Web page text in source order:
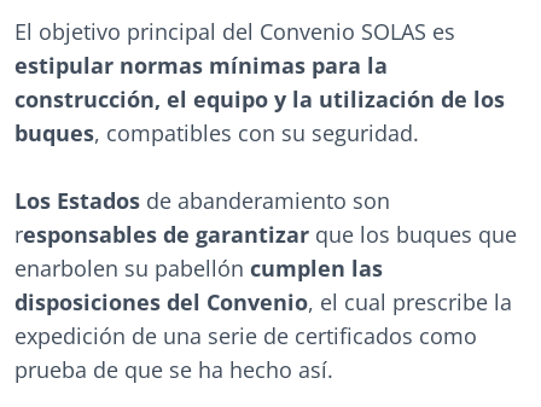
El objetivo principal del Convenio SOLAS es
estipular normas mínimas para la
construcción, el equipo y la utilización de los
buques, compatibles con su seguridad.
Los Estados de abanderamiento son
responsables de garantizar que los buques que
enarbolen su pabellón cumplen las
disposiciones del Convenio, el cual prescribe la
expedición de una serie de certificados como
prueba de que se ha hecho así.